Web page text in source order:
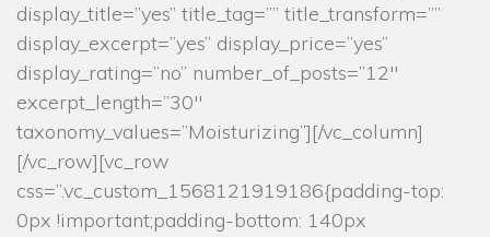
display_title=”yes” title_tag=”” title_transform=””
display_excerpt=”yes” display_price=”yes”
display_rating=”no” number_of_posts=”12″
excerpt_length=”30″
taxonomy_values=”Moisturizing”][/vc_column]
[/vc_row][vc_row
css=”.vc_custom_1568121919186{padding-top:
0px !important;padding-bottom: 140px